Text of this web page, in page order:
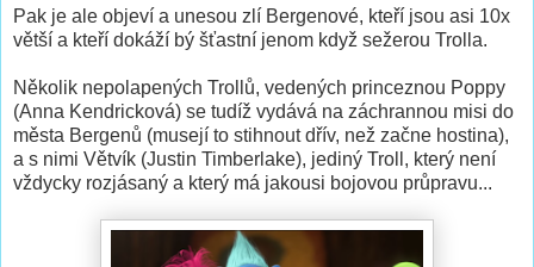
Pak je ale objeví a unesou zlí Bergenové, kteří jsou asi 10x
větší a kteří dokáží bý šťastní jenom když sežerou Trolla.
Několik nepolapených Trollů, vedených princeznou Poppy
(Anna Kendricková) se tudíž vydává na záchrannou misi do
města Bergenů (musejí to stihnout dřív, než začne hostina),
a s nimi Větvík (Justin Timberlake), jediný Troll, který není
vždycky rozjásaný a který má jakousi bojovou průpravu...